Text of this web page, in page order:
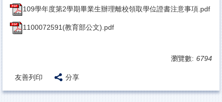
109學年度第2學期畢業生辦理離校領取學位證書注意事項.pdf
1100072591(教育部公文).pdf
瀏覽數: 6794
友善列印 分享